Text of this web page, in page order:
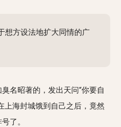
想方设法地扩大同情的广
名昭著的，发出天问“你要自
上海封城饿到自己之后，竟然
了。